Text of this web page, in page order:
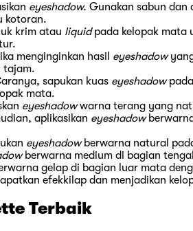
eyeshadow. Gunakan sabun dan
kotoran.
krim atau liquidpada kelopak mata
menginginkan hasil eyeshadow
tajam.
sapukan kuas eyeshadow
mata.
eyeshadowwarna terang yang
aplikasikan eyeshadow
eyeshadowberwarna natural
berwarna medium di bagian
gelap di bagian luar mata
efekkilap dan menjadikan
Terbaik